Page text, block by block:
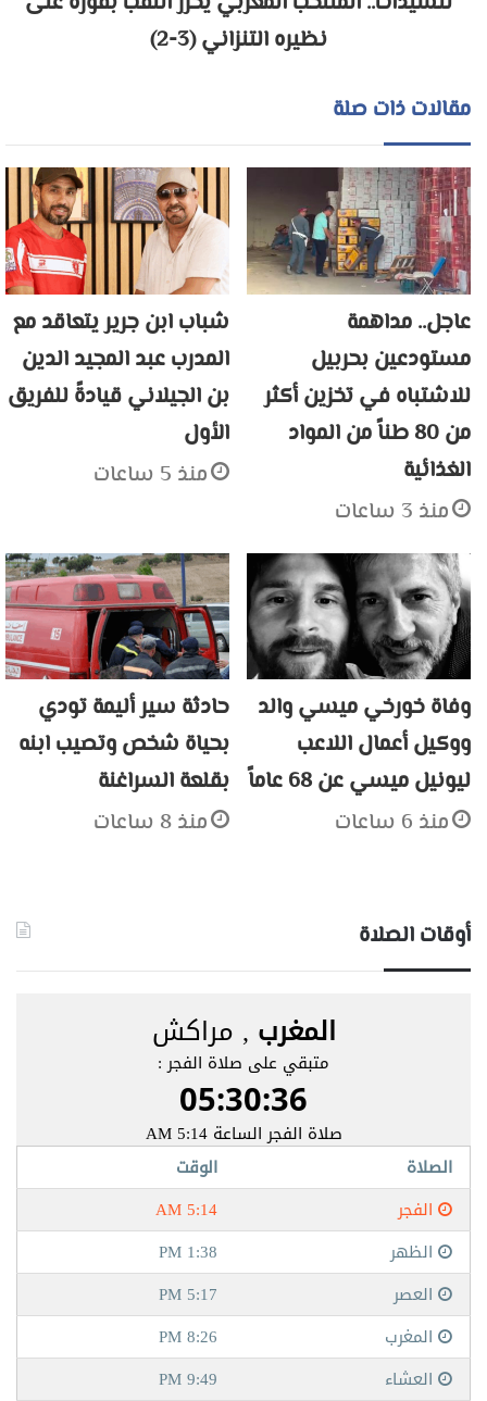
نظيره التنزاني (3-2)
مقالات ذات صلة
عاجل.. مداهمة
مستودعين بحربيل
للاشتباه في تخزين أكثر
من 80 طناً من المواد
الغذائية
منذ 3 ساعات
شباب ابن جرير يتعاقد مع
المدرب عبد المجيد الدين
بن الجيلاني قيادةً للفريق
الأول
منذ 5 ساعات
وفاة خورخي ميسي والد
ووكيل أعمال اللاعب
ليونيل ميسي عن 68 عاماً
منذ 6 ساعات
حادثة سير أليمة تودي
بحياة شخص وتصيب ابنه
بقلعة السراغنة
منذ 8 ساعات
أوقات الصلاة